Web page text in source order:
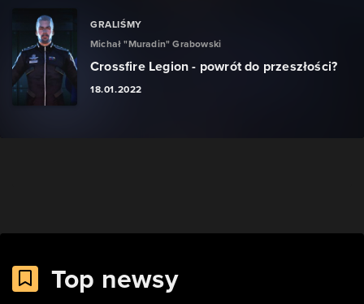
GRALIŚMY
Michał "Muradin" Grabowski
Crossfire Legion - powrót do przeszłości?
18.01.2022
Top newsy